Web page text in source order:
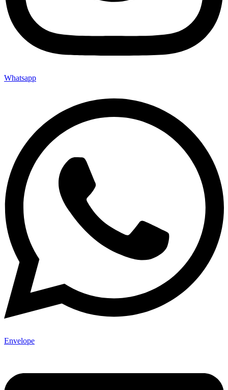
Whatsapp
Envelope